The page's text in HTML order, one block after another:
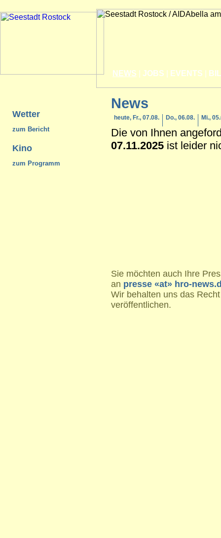
NEWS JOBS EVENTS
Wetter
zum Bericht
Kino
zum Programm
News
heute, Fr., 07.08. Do., 06.08. Mi.,
Die von Ihnen
07.11.2025 ist leider
Sie möchten auch Ihre
an presse «at» hro-
Wir behalten uns das
veröffentlichen.